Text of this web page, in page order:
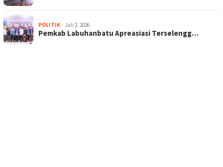
POLITIK Juli 2, 2026
Pemkab Labuhanbatu Apreasiasi Terselengg…